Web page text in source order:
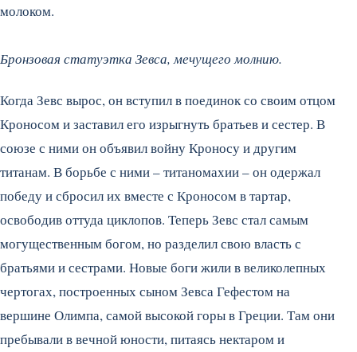
молоком.
Бронзовая статуэтка Зевса, мечущего молнию.
Когда Зевс вырос, он вступил в поединок со своим отцом
Кроносом и заставил его изрыгнуть братьев и сестер. В
союзе с ними он объявил войну Кроносу и другим
титанам. В борьбе с ними – титаномахии – он одержал
победу и сбросил их вместе с Кроносом в тартар,
освободив оттуда циклопов. Теперь Зевс стал самым
могущественным богом, но разделил свою власть с
братьями и сестрами. Новые боги жили в великолепных
чертогах, построенных сыном Зевса Гефестом на
вершине Олимпа, самой высокой горы в Греции. Там они
пребывали в вечной юности, питаясь нектаром и